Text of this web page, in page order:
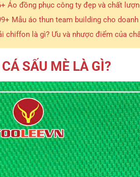
Áo đồng phục công ty đẹp và chất
Mẫu áo thun team building cho
chiffon là gì? Ưu và nhược điểm của
SẤU MÈ LÀ GÌ?